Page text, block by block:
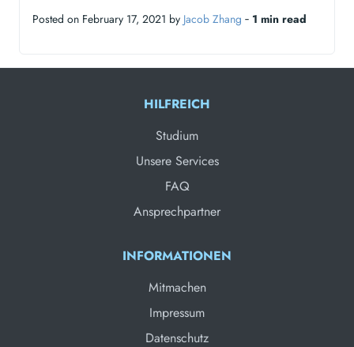
Posted on February 17, 2021 by Jacob Zhang ‐ 1 min read
HILFREICH
Studium
Unsere Services
FAQ
Ansprechpartner
INFORMATIONEN
Mitmachen
Impressum
Datenschutz